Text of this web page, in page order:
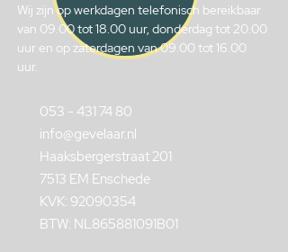
Wij zijn op werkdagen telefonisch bereikbaar
van 09.00 tot 18.00 uur, donderdag tot 20.00
uur en op zaterdagen van 09.00 tot 16.00
uur.
053 - 431 74 80
info@gevelaar.nl
Haaksbergerstraat 201
7513 EM Enschede
KVK: 92090354
BTW: NL865881091B01